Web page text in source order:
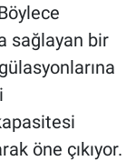
sağlayan bir
öne çıkıyor.